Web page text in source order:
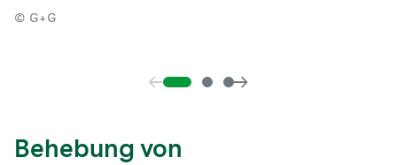
© G+G
Behebung von